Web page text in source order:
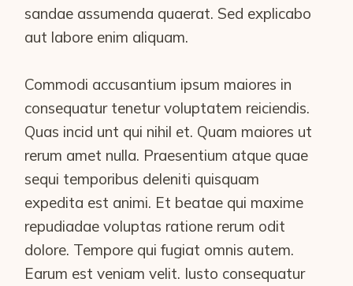
sandae assumenda quaerat. Sed explicabo
aut labore enim aliquam.
Commodi accusantium ipsum maiores in
consequatur tenetur voluptatem reiciendis.
Quas incid unt qui nihil et. Quam maiores ut
rerum amet nulla. Praesentium atque quae
sequi temporibus deleniti quisquam
expedita est animi. Et beatae qui maxime
repudiadae voluptas ratione rerum odit
dolore. Tempore qui fugiat omnis autem.
Earum est veniam velit. Iusto consequatur